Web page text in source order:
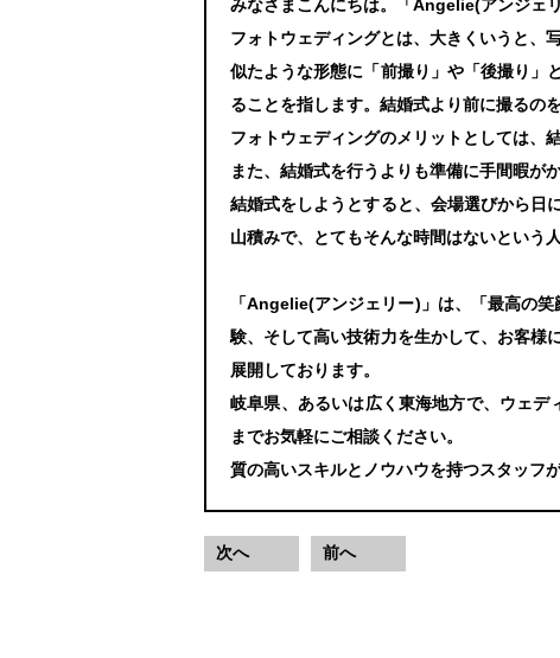
みなさまこんにちは。「Angelie(アンジェ
フォトウェディングとは、大きくいうと、
似たような形態に「前撮り」や「後撮り」
ることを指します。結婚式より前に撮るの
フォトウェディングのメリットとしては、
また、結婚式を行うよりも準備に手間暇が
結婚式をしようとすると、会場選びから日
山積みで、とてもそんな時間はないという
「Angelie(アンジェリー)」は、「最高の
験、そして高い技術力を生かして、お客様
展開しております。
岐阜県、あるいは広く東海地方で、ウェ
までお気軽にご相談ください。
質の高いスキルとノウハウを持つスタッフ
次へ 前へ